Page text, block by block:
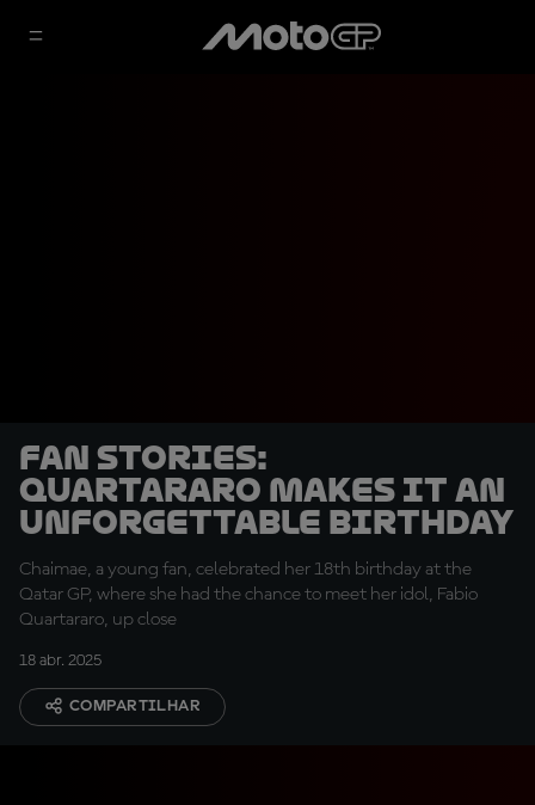
Fan Stories:
Quartararo makes it an
unforgettable birthday
Chaimae, a young fan, celebrated her 18th birthday at the
Qatar GP, where she had the chance to meet her idol, Fabio
Quartararo, up close
18 abr. 2025
COMPARTILHAR